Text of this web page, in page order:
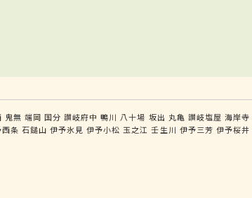
鬼無 端岡 国分 讃岐府中 鴨川 八十場 坂出 丸亀 讃岐塩屋 海岸寺
条 石鎚山 伊予氷見 伊予小松 玉之江 壬生川 伊予三芳 伊予桜井